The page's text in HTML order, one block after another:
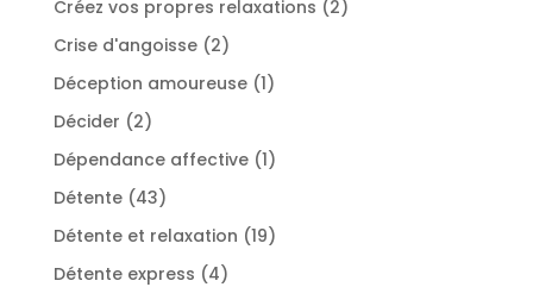
Créez vos propres relaxations 22
Crise d'angoisse 22
produits
Déception amoureuse 11
Décider 22
produits
Dépendance affective 11
Détente 4343
produits
Détente et relaxation 1919
Détente express 44